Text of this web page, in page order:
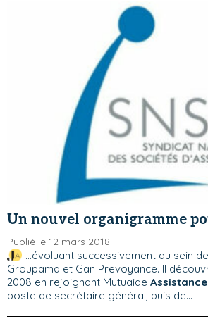
Un nouvel organigramme
Publié le 12 mars 2018
...évoluant successivement au sein
Groupama et Gan Prevoyance. Il
2008 en rejoignant Mutuaide Assistance
poste de secrétaire général, puis de...